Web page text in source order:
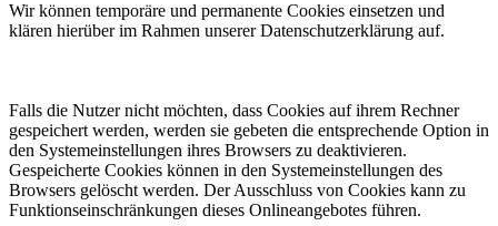
Wir können temporäre und permanente Cookies einsetzen und
klären hierüber im Rahmen unserer Datenschutzerklärung auf.
Falls die Nutzer nicht möchten, dass Cookies auf ihrem Rechner
gespeichert werden, werden sie gebeten die entsprechende Option in
den Systemeinstellungen ihres Browsers zu deaktivieren.
Gespeicherte Cookies können in den Systemeinstellungen des
Browsers gelöscht werden. Der Ausschluss von Cookies kann zu
Funktionseinschränkungen dieses Onlineangebotes führen.